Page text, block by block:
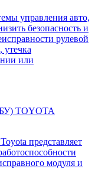
управления авто,
безопасность и
рулевой
утечка
или
TOYOTA
представляет
модуля и